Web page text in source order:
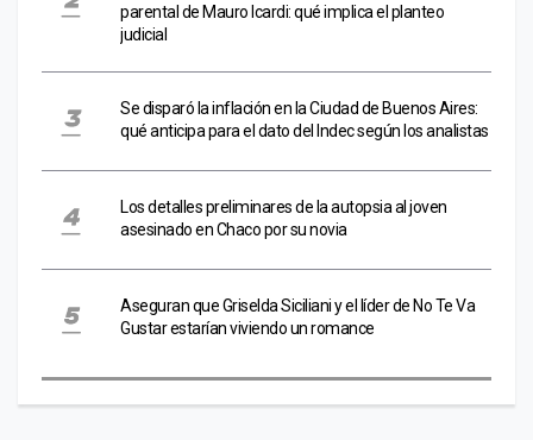
parental de Mauro Icardi: qué implica el planteo
judicial
Se disparó la inflación en la Ciudad de Buenos Aires:
qué anticipa para el dato del Indec según los analistas
Los detalles preliminares de la autopsia al joven
asesinado en Chaco por su novia
Aseguran que Griselda Siciliani y el líder de No Te Va
Gustar estarían viviendo un romance